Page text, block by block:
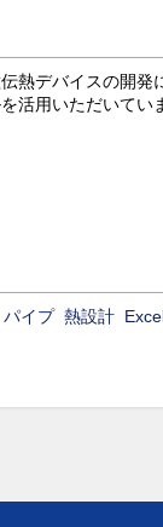
熱デバイスの開発
活用いただいてい
イプ 熱設計